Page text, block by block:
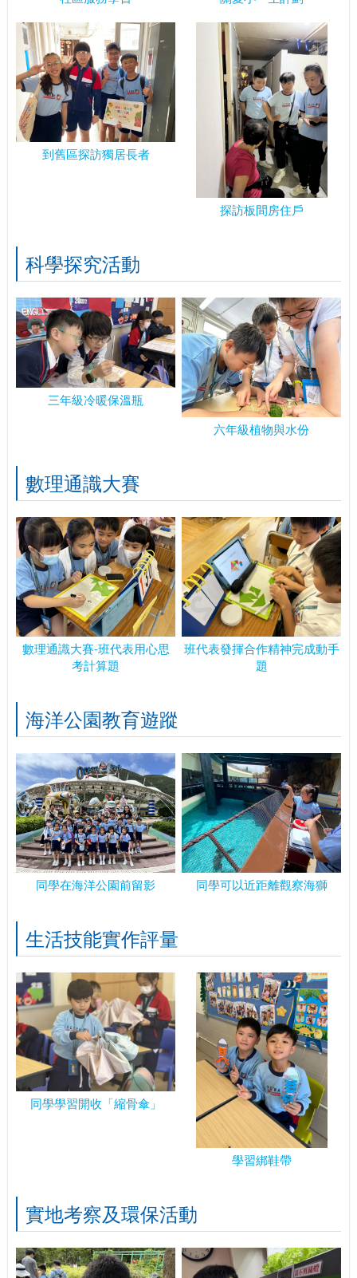
到舊區探訪獨居長者
探訪板間房住戶
科學探究活動
三年級冷暖保溫瓶
六年級植物與水份
數理通識大賽
數理通識大賽-班代表用心思
考計算題
班代表發揮合作精神完成動手
題
海洋公園教育遊蹤
同學在海洋公園前留影 同學可以近距離觀察海獅
生活技能實作評量
同學學習開收「縮骨傘」
學習綁鞋帶
實地考察及環保活動